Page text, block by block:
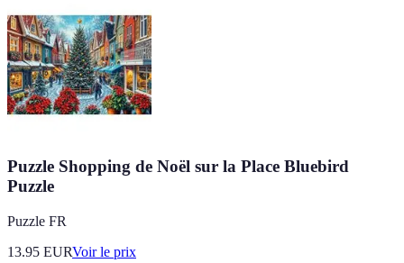
Puzzle Shopping de Noël sur la Place Bluebird
Puzzle
Puzzle FR
13.95 EURVoir le prix